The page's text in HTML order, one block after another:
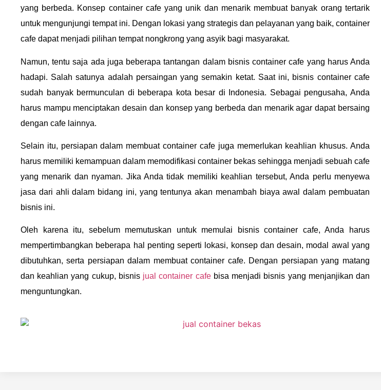
yang berbeda. Konsep container cafe yang unik dan menarik membuat banyak orang tertarik
untuk mengunjungi tempat ini. Dengan lokasi yang strategis dan pelayanan yang baik, container
cafe dapat menjadi pilihan tempat nongkrong yang asyik bagi masyarakat.
Namun, tentu saja ada juga beberapa tantangan dalam bisnis container cafe yang harus Anda
hadapi. Salah satunya adalah persaingan yang semakin ketat. Saat ini, bisnis container cafe
sudah banyak bermunculan di beberapa kota besar di Indonesia. Sebagai pengusaha, Anda
harus mampu menciptakan desain dan konsep yang berbeda dan menarik agar dapat bersaing
dengan cafe lainnya.
Selain itu, persiapan dalam membuat container cafe juga memerlukan keahlian khusus. Anda
harus memiliki kemampuan dalam memodifikasi container bekas sehingga menjadi sebuah cafe
yang menarik dan nyaman. Jika Anda tidak memiliki keahlian tersebut, Anda perlu menyewa
jasa dari ahli dalam bidang ini, yang tentunya akan menambah biaya awal dalam pembuatan
bisnis ini.
Oleh karena itu, sebelum memutuskan untuk memulai bisnis container cafe, Anda harus
mempertimbangkan beberapa hal penting seperti lokasi, konsep dan desain, modal awal yang
dibutuhkan, serta persiapan dalam membuat container cafe. Dengan persiapan yang matang
dan keahlian yang cukup, bisnis jual container cafebisa menjadi bisnis yang menjanjikan dan
menguntungkan.